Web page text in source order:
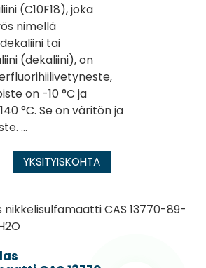
(C10F18), joka
nimellä
tai
(dekaliini), on
on -10 °C ja
°C. Se on väritön ja
...
YKSITYISKOHTA